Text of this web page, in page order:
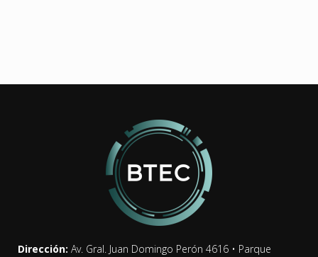
Dirección: Av. Gral. Juan Domingo Perón 4616 • Parque